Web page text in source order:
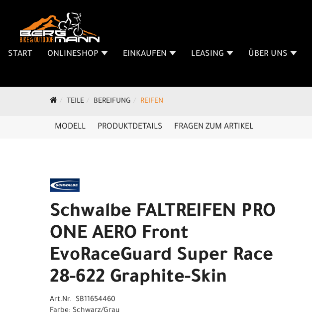
START ONLINESHOP EINKAUFEN LEASING ÜBER UNS
TEILE BEREIFUNG REIFEN
MODELL PRODUKTDETAILS FRAGEN ZUM ARTIKEL
Schwalbe FALTREIFEN PRO
ONE AERO Front
EvoRaceGuard Super Race
28-622 Graphite-Skin
Art.Nr. SB11654460